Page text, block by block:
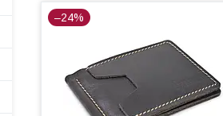
–24%